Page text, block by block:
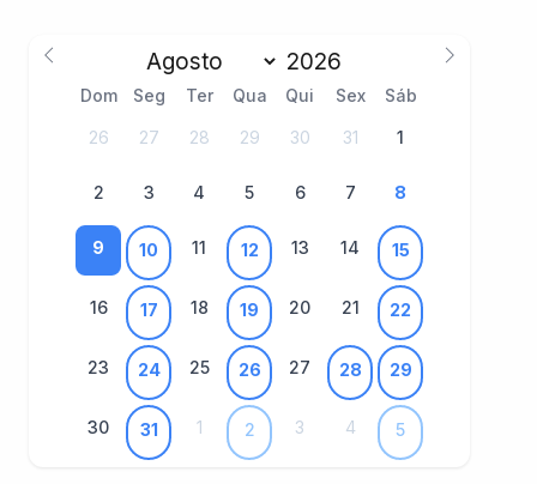
Dom Seg Ter Qua Qui Sex Sáb
26 27 28 29 30 31 1
2 3 4 5 6 7 8
9 10 11 12 13 14 15
16 17 18 19 20 21 22
23 24 25 26 27 28 29
30 31 1 2 3 4 5